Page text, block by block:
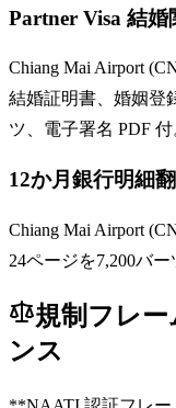
Partner Visa 結婚
Chiang Mai Airport
結婚証明書、婚姻登
ツ、電子署名 PDF 付
12か月銀行明細
Chiang Mai Airport
24ページを7,200バー
規制フレ
ンス